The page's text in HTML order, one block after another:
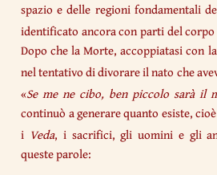
spazio e delle regioni fondamentali
identificato ancora con parti del
Dopo che la Morte, accoppiatasi con
nel tentativo di divorare il nato che
«Se me ne cibo, ben piccolo sarà il
continuò a generare quanto esiste,
i Veda, i sacrifici, gli uomini e gli
queste parole: